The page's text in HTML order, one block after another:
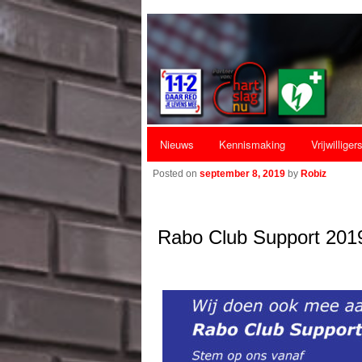
Spring naar de primaire inhoud
Spring naar de secundaire inhoud
Nieuws Kennismaking Vrijwilligers
Rabo Club Support
Posted on september 8, 2019 by Robiz